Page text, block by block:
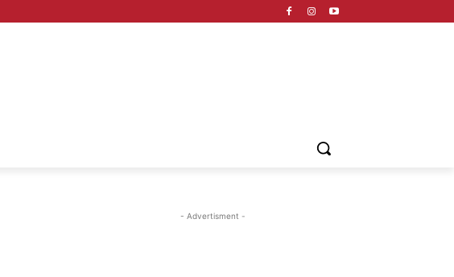
- Advertisment -